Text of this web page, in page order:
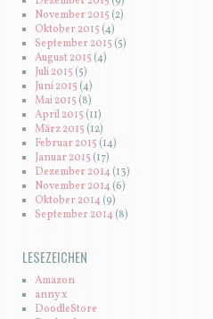
November 2015 (2)
Oktober 2015 (4)
September 2015 (5)
August 2015 (4)
Juli 2015 (5)
Juni 2015 (4)
Mai 2015(8)
April 2015 (11)
März 2015(12)
Februar 2015 (14)
Januar 2015 (17)
Dezember 2014(13)
November 2014(6)
Oktober 2014(9)
September 2014(8)
LESEZEICHEN
Amazon
anny x
DoodleStore